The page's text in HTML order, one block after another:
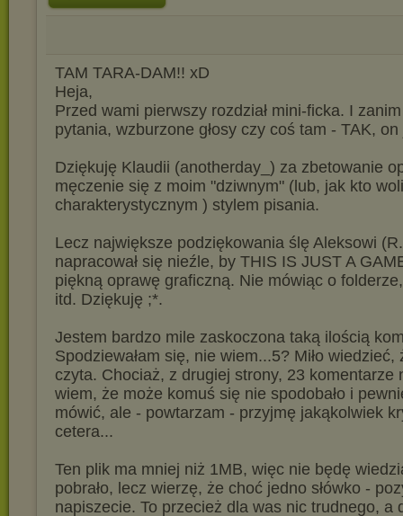
TAM TARA-DAM!! xD
Heja,
Przed wami pierwszy rozdział mini-ficka. I
pytania, wzburzone głosy czy coś tam - TAK,
Dziękuję Klaudii (anotherday_) za zbetowanie
męczenie się z moim "dziwnym" (lub, jak kto
charakterystycznym ) stylem pisania.
Lecz największe podziękowania ślę Aleksowi
napracował się nieźle, by THIS IS JUST A
piękną oprawę graficzną. Nie mówiąc o
itd. Dziękuję ;*.
Jestem bardzo mile zaskoczona taką ilością
Spodziewałam się, nie wiem...5? Miło
czyta. Chociaż, z drugiej strony, 23 komentarze
wiem, że może komuś się nie spodobało i
mówić, ale - powtarzam - przyjmę jakąkolwiek
cetera...
Ten plik ma mniej niż 1MB, więc nie będę
pobrało, lecz wierzę, że choć jedno słówko -
napiszecie. To przecież dla was nic trudnego, a